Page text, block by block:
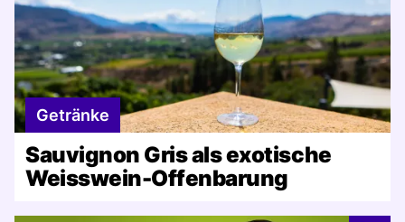
Getränke
Sauvignon Gris als exotische
Weisswein-Offenbarung